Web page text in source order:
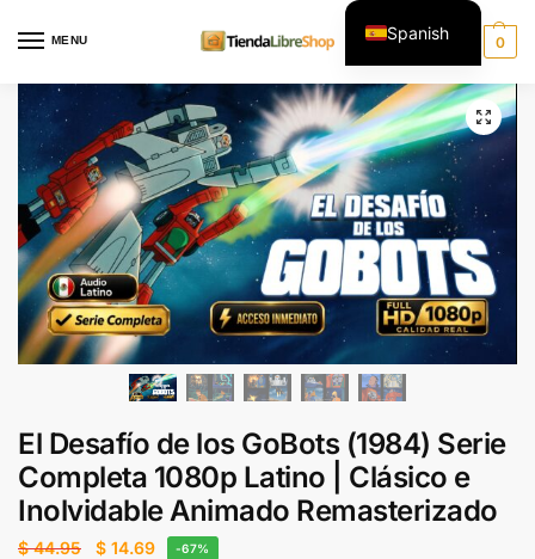
MENU 0
El Desafío de los GoBots (1984) Serie
Completa 1080p Latino | Clásico e
Inolvidable Animado Remasterizado
$44.95 $ 14.69 -67%
Spanish
English